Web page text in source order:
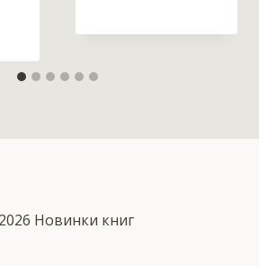
Новинки книг